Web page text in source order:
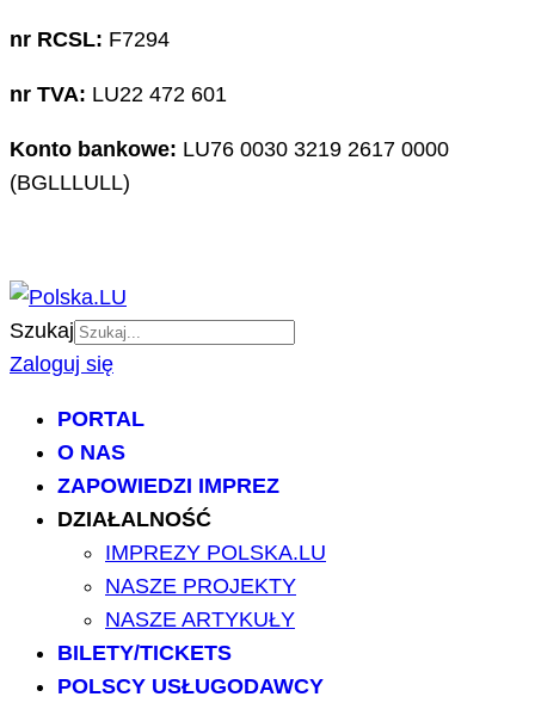
nr RCSL: F7294
nr TVA: LU22 472 601
Konto bankowe: LU76 0030 3219 2617 0000
(BGLLLULL)
Szukaj
Zaloguj się
PORTAL
O NAS
ZAPOWIEDZI IMPREZ
DZIAŁALNOŚĆ
IMPREZY POLSKA.LU
NASZE PROJEKTY
NASZE ARTYKUŁY
BILETY/TICKETS
POLSCY USŁUGODAWCY